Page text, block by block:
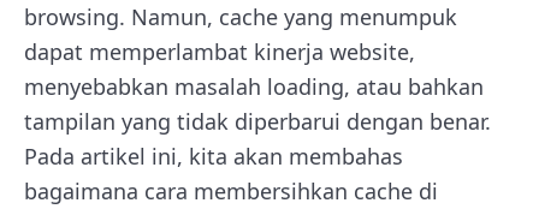
browsing. Namun, cache yang menumpuk
dapat memperlambat kinerja website,
menyebabkan masalah loading, atau bahkan
tampilan yang tidak diperbarui dengan benar.
Pada artikel ini, kita akan membahas
bagaimana cara membersihkan cache di